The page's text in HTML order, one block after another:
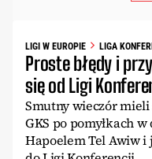
LIGI W EUROPIE LIGA
Proste błędy i
się od Ligi
Smutny wieczór
GKS po pomyłkach
Hapoelem Tel Awiw i